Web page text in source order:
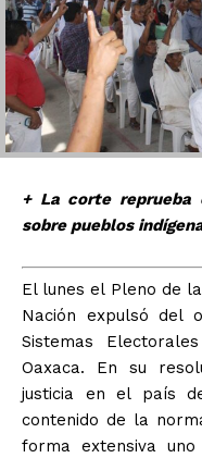
+ La corte reprueba
sobre pueblos
El lunes el Pleno de
Nación expulsó del
Sistemas
Oaxaca. En su
justicia en el país
contenido de la
forma extensiva